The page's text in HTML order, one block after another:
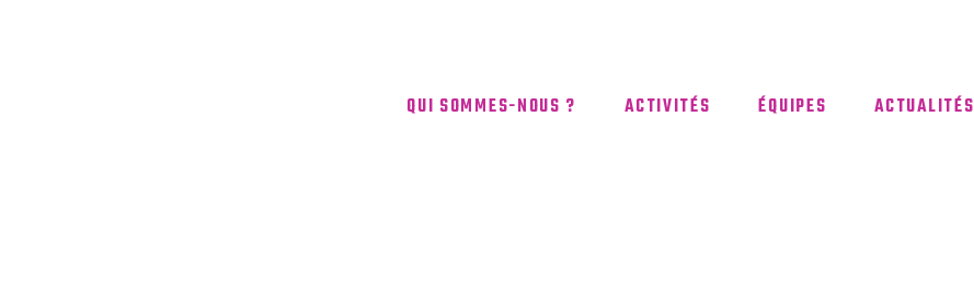
QUI SOMMES-NOUS ? ACTIVITÉS ÉQUIPES ACTUALITÉS